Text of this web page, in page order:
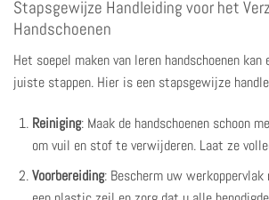
Stapsgewijze Handleiding voor het
Handschoenen
Het soepel maken van leren handschoenen
juiste stappen. Hier is een stapsgewijze
Reiniging: Maak de handschoenen schoon
om vuil en stof te verwijderen. Laat ze
Voorbereiding: Bescherm uw